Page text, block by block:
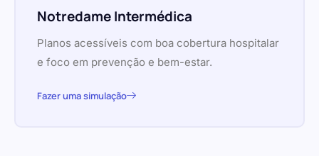
Notredame Intermédica
Planos acessíveis com boa cobertura hospitalar
e foco em prevenção e bem-estar.
Fazer uma simulação